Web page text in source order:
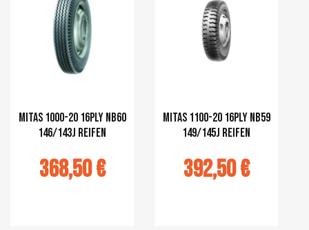
Mitas 1000-20 16PLY NB60
146/143J Reifen
368,50 €
Mitas 1100-20 16PLY NB59
149/145J Reifen
392,50 €